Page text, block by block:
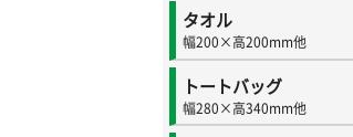
タオル
幅200×高200mm他
トートバッグ
幅280×高340mm他